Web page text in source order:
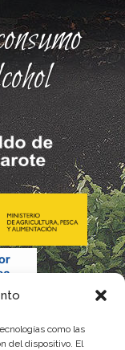
como las
del dispositivo. El
por este Consejo